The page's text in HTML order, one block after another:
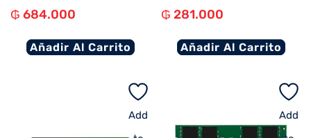
₲ 684.000
Añadir Al Carrito
₲ 281.000
Añadir Al Carrito
Add
Add